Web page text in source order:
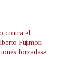
contra el
Fujimori
forzadas»